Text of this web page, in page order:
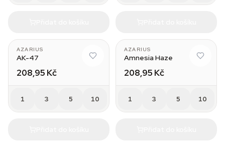
AZARIUS
AK-47
208,95 Kč
1 3 5 10
AZARIUS
Amnesia Haze
208,95 Kč
1 3 5 10